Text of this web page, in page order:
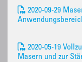
2020-09-29
2020-05-19
Masern und zur